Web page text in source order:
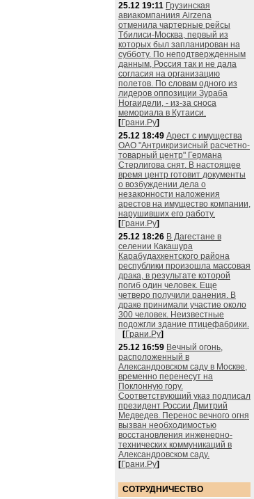
25.12 19:11 Грузинская
авиакомпаниия Airzena
отменила чартерные рейсы
Тбилиси-Москва, первый из
которых был запланирован на
субботу. По неподтвержденным
данным, Россия так и не дала
согласия на организацию
полетов. По словам одного из
лидеров оппозиции Зураба
Ногаидели, - из-за сноса
мемориала в Кутаиси.
[Грани.Ру]
25.12 18:49 Арест с имущества
ОАО "Антрикризисный расчетно-
товарный центр" Германа
Стерлигова снят. В настоящее
время центр готовит документы
о возбуждении дела о
незаконности наложения
арестов на имущество компании,
нарушивших его работу.
[Грани.Ру]
25.12 18:26 В Дагестане в
селении Какашура
Карабудахкентского района
республики произошла массовая
драка, в результате которой
погиб один человек. Еще
четверо получили ранения. В
драке принимали участие около
300 человек. Неизвестные
подожгли здание птицефабрики.
[Грани.Ру]
25.12 16:59 Вечный огонь,
расположенный в
Александровском саду в Москве,
временно перенесут на
Поклонную гору.
Соответствующий указ подписал
президент России Дмитрий
Медведев. Перенос вечного огня
вызван необходимостью
восстановления инженерно-
технических коммуникаций в
Александровском саду.
[Грани.Ру]
СОТРУДНИЧЕСТВО